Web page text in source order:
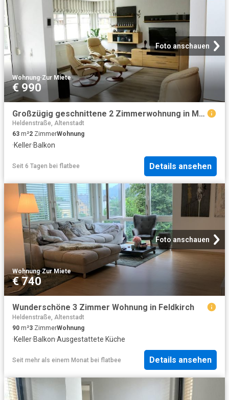
Foto anschauen
Wohnung·Zur Miete
€ 990
Großzügig geschnittene 2 Zimmerwohnung in Muntlix, zentral und ruhig gelegen
Heldenstraße, Altenstadt
63 m²2 ZimmerWohnung
·Keller·Balkon
Seit 6 Tagen bei flatbee Details ansehen
Foto anschauen
Wohnung·Zur Miete
€ 740
Wunderschöne 3 Zimmer Wohnung in Feldkirch
Heldenstraße, Altenstadt
90 m²3 ZimmerWohnung
·Keller·Balkon·Ausgestattete Küche
Seit mehr als einem Monat bei flatbee Details ansehen